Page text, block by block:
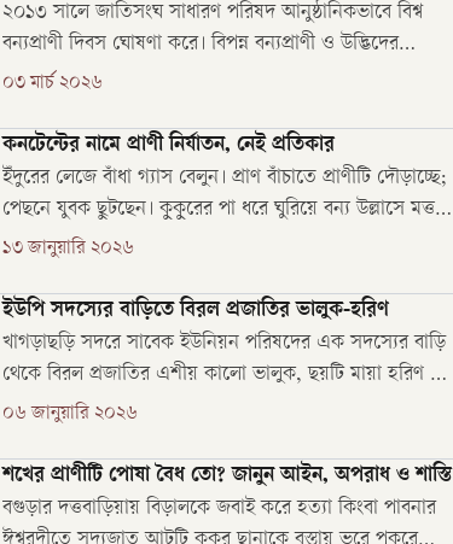
২০১৩ সালে জাতিসংঘ সাধারণ পরিষদ আনুষ্ঠানিকভাবে বিশ্ব
বন্যপ্রাণী দিবস ঘোষণা করে। বিপন্ন বন্যপ্রাণী ও উদ্ভিদের
আন্তর্জাতিক বাণিজ্য সংক্রান্ত কনভেনশন স্বাক্ষরের বার্ষিকীর
০৩ মার্চ ২০২৬
কনটেন্টের নামে প্রাণী নির্যাতন, নেই প্রতিকার
ইঁদুরের লেজে বাঁধা গ্যাস বেলুন। প্রাণ বাঁচাতে প্রাণীটি দৌড়াচ্ছে;
পেছনে যুবক ছুটছেন। কুকুরের পা ধরে ঘুরিয়ে বন্য উল্লাসে মত্ত
একদল মানুষ। সামাজিক মাধ্যমে প্রাণীর সঙ্গে এমন নিষ্ঠুর
অনলাইনে তাদের পরিচয় ‘কনটেন্ট ক্রিয়েটর’।
১৩ জানুয়ারি ২০২৬
ইউপি সদস্যের বাড়িতে বিরল প্রজাতির ভালুক-হরিণ
খাগড়াছড়ি সদরে সাবেক ইউনিয়ন পরিষদের এক সদস্যের বাড়ি
থেকে বিরল প্রজাতির এশীয় কালো ভালুক, ছয়টি মায়া হরিণ ও
দুটি বানর উদ্ধার করেছে বন বিভাগ।
০৬ জানুয়ারি ২০২৬
শখের প্রাণীটি পোষা বৈধ তো? জানুন আইন, অপরাধ ও শাস্তি
বগুড়ার দত্তবাড়িয়ায় বিড়ালকে জবাই করে হত্যা কিংবা পাবনার